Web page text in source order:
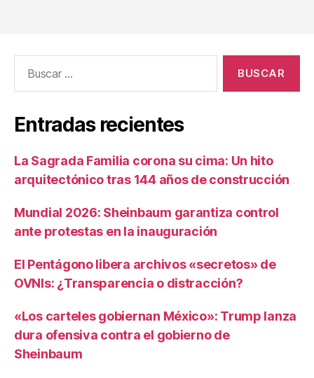
Entradas recientes
La Sagrada Familia corona su cima: Un hito
arquitectónico tras 144 años de construcción
Mundial 2026: Sheinbaum garantiza control
ante protestas en la inauguración
El Pentágono libera archivos «secretos» de
OVNIs: ¿Transparencia o distracción?
«Los carteles gobiernan México»: Trump lanza
dura ofensiva contra el gobierno de
Sheinbaum